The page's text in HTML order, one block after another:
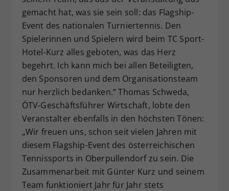
gemacht hat, was sie sein soll: das Flagship-
Event des nationalen Turniertennis. Den
Spielerinnen und Spielern wird beim TC Sport-
Hotel-Kurz alles geboten, was das Herz
begehrt. Ich kann mich bei allen Beteiligten,
den Sponsoren und dem Organisationsteam
nur herzlich bedanken.“ Thomas Schweda,
ÖTV-Geschäftsführer Wirtschaft, lobte den
Veranstalter ebenfalls in den höchsten Tönen:
„Wir freuen uns, schon seit vielen Jahren mit
diesem Flagship-Event des österreichischen
Tennissports in Oberpullendorf zu sein. Die
Zusammenarbeit mit Günter Kurz und seinem
Team funktioniert Jahr für Jahr stets